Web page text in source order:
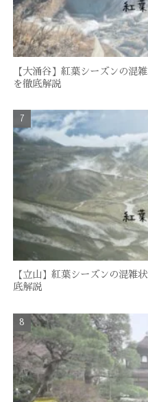
【大涌谷】紅葉シーズンの混
を徹底解説
【立山】紅葉シーズンの混雑
底解説